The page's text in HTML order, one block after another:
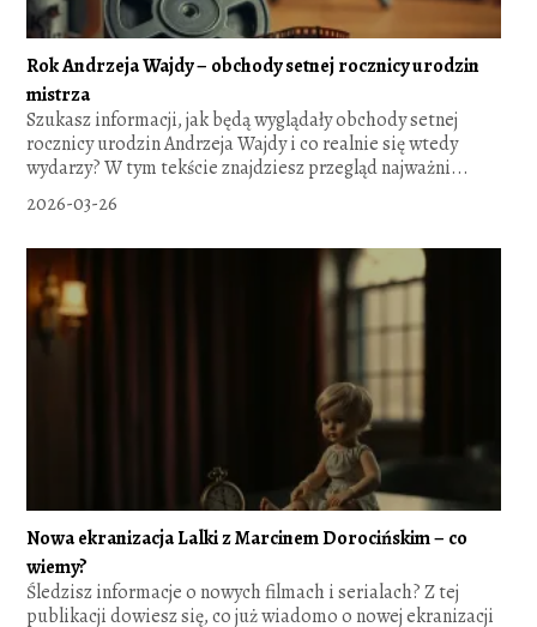
Rok Andrzeja Wajdy – obchody setnej rocznicy urodzin
mistrza
Szukasz informacji, jak będą wyglądały obchody setnej
rocznicy urodzin Andrzeja Wajdy i co realnie się wtedy
wydarzy? W tym tekście znajdziesz przegląd najważni...
2026-03-26
Nowa ekranizacja Lalki z Marcinem Dorocińskim – co
wiemy?
Śledzisz informacje o nowych filmach i serialach? Z tej
publikacji dowiesz się, co już wiadomo o nowej ekranizacji